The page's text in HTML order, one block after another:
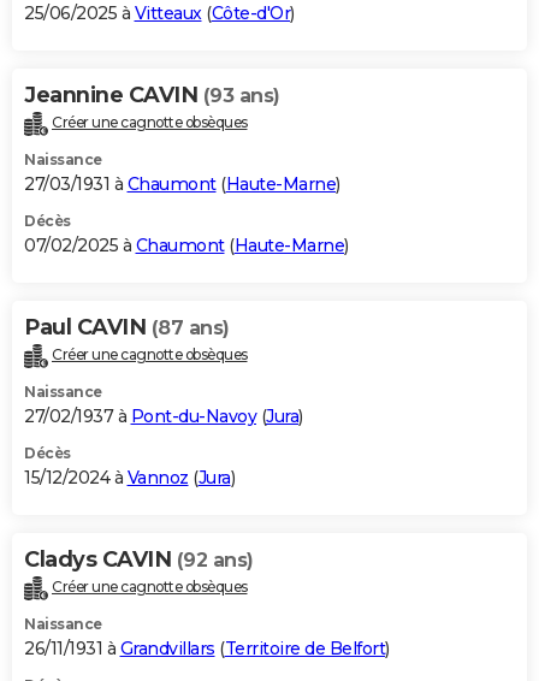
25/06/2025 à Vitteaux(Côte-d'Or)
Jeannine CAVIN (93 ans)
Créer une cagnotte obsèques
Naissance
27/03/1931 à Chaumont(Haute-Marne)
Décès
07/02/2025 à Chaumont(Haute-Marne)
Paul CAVIN (87 ans)
Créer une cagnotte obsèques
Naissance
27/02/1937 à Pont-du-Navoy(Jura)
Décès
15/12/2024 à Vannoz (Jura)
Cladys CAVIN (92 ans)
Créer une cagnotte obsèques
Naissance
26/11/1931 à Grandvillars (Territoire de Belfort)